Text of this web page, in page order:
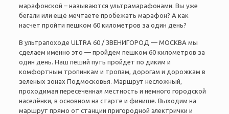
марафонской – называются ультрамарафонами. Вы уже
бегали или ещё мечтаете пробежать марафон? А как
насчет пройти пешком 60 километров за один день?
В ультрапоходе ULTRA 60 / ЗВЕНИГОРОД — МОСКВА мы
сделаем именно это — пройдем пешком 60 километров за
один день. Наш пеший путь пройдет по диким и
комфортным тропинкам и тропам, дорогам и дорожкам в
зеленых зонах Подмосковья. Маршрут несложный,
проходимая пересеченная местность и немного городской
населёнки, в основном на старте и финише. Выходим на
маршрут прямо от станции пригородной электрички и